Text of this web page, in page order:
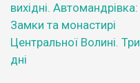
вихідні. Автомандрівка:
Замки та монастирі
Центральної Волині. Три
дні